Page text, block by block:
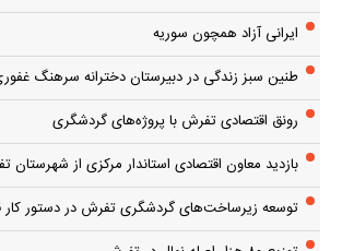
ایرانی آزاد همچون سوریه
طنین سبز زندگی در دبیرستان دخترانه سرهنگ
رونق اقتصادی تفرش با پروژه‌های گردشگری
بازدید معاون اقتصادی استاندار مرکزی از شهرستان
توسعه زیرساخت‌های گردشگری تفرش در دستور کار